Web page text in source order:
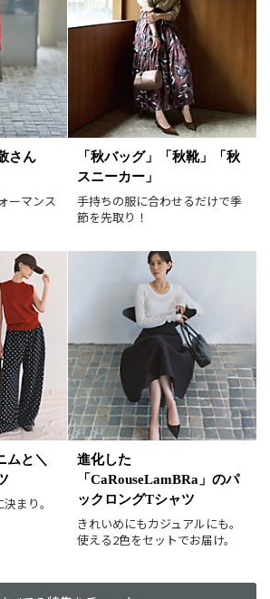
件 90件
すすめ順
人気順
着順
価格が安い順
格が高い順
値下げ実施日順
ブラック
グレー
ブラウン
オレンジ
レッド
ピンク
グリーン
ブルー
シルバー マルチ
さん
ーマンス
「秋バッグ」「秋靴」「秋
スニーカー」
手持ちの服に合わせるだけで季
節を先取り！
ムと＼
まり。
進化した
「CaRouseLamBRa」のパ
ックロングTシャツ
きれいめにもカジュアルにも。
使える2色をセットでお届け。